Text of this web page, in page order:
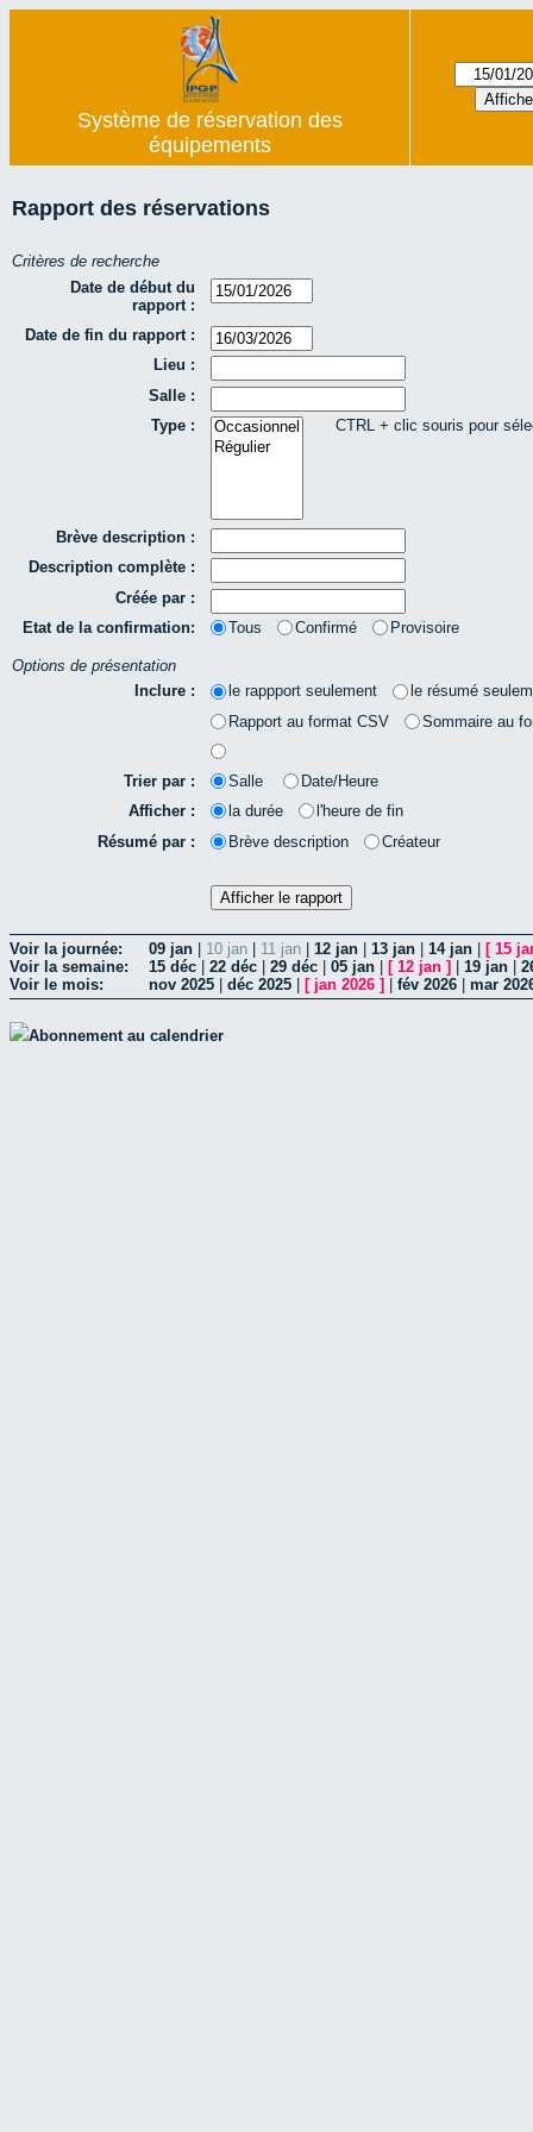
Système de réservation des
équipements
Rapport des réservations
Critères de recherche
Date de début du
rapport :
Date de fin du rapport :
Lieu :
Salle :
Type :
CTRL + clic souris pour
Brève description :
Description complète :
Créée par :
Etat de la confirmation:
Tous Confirmé Provisoire
Options de présentation
Inclure :
le rappport seulement
le résumé
Rapport au format CSV
Sommaire au
Trier par : Salle
Date/Heure
Afficher :
la durée
l'heure de fin
Résumé par :
Brève description Créateur
Voir la journée: 09 jan 10 jan 11 jan 12 jan 13 jan 14 jan [ 15
Voir la semaine:
15 déc 22 déc 29 déc 05 jan [ 12 jan ] 19 jan
Voir le mois:
nov 2025 déc 2025 [ jan 2026 ] fév 2026 mar
Abonnement au calendrier